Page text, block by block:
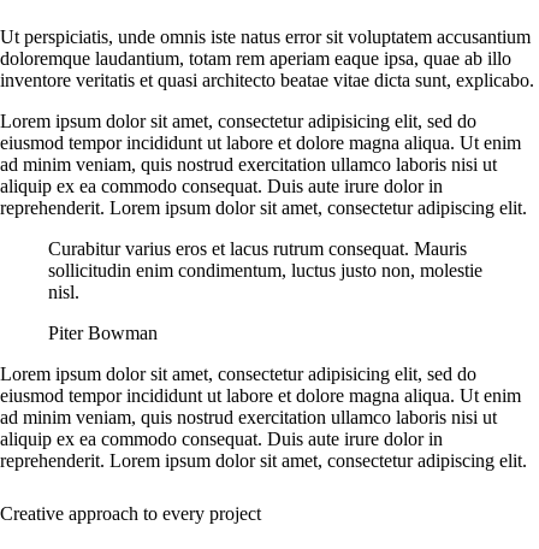
Ut perspiciatis, unde omnis iste natus error sit voluptatem accusantium
doloremque laudantium, totam rem aperiam eaque ipsa, quae ab illo
inventore veritatis et quasi architecto beatae vitae dicta sunt, explicabo.
Lorem ipsum dolor sit amet, consectetur adipisicing elit, sed do
eiusmod tempor incididunt ut labore et dolore magna aliqua. Ut enim
ad minim veniam, quis nostrud exercitation ullamco laboris nisi ut
aliquip ex ea commodo consequat. Duis aute irure dolor in
reprehenderit. Lorem ipsum dolor sit amet, consectetur adipiscing elit.
Curabitur varius eros et lacus rutrum consequat. Mauris
sollicitudin enim condimentum, luctus justo non, molestie
nisl.
Piter Bowman
Lorem ipsum dolor sit amet, consectetur adipisicing elit, sed do
eiusmod tempor incididunt ut labore et dolore magna aliqua. Ut enim
ad minim veniam, quis nostrud exercitation ullamco laboris nisi ut
aliquip ex ea commodo consequat. Duis aute irure dolor in
reprehenderit. Lorem ipsum dolor sit amet, consectetur adipiscing elit.
Creative approach to every project